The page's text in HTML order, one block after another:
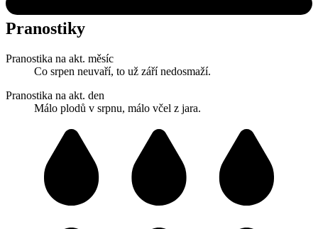
Pranostiky
Pranostika na akt. měsíc
Co srpen neuvaří, to už září nedosmaží.
Pranostika na akt. den
Málo plodů v srpnu, málo včel z jara.